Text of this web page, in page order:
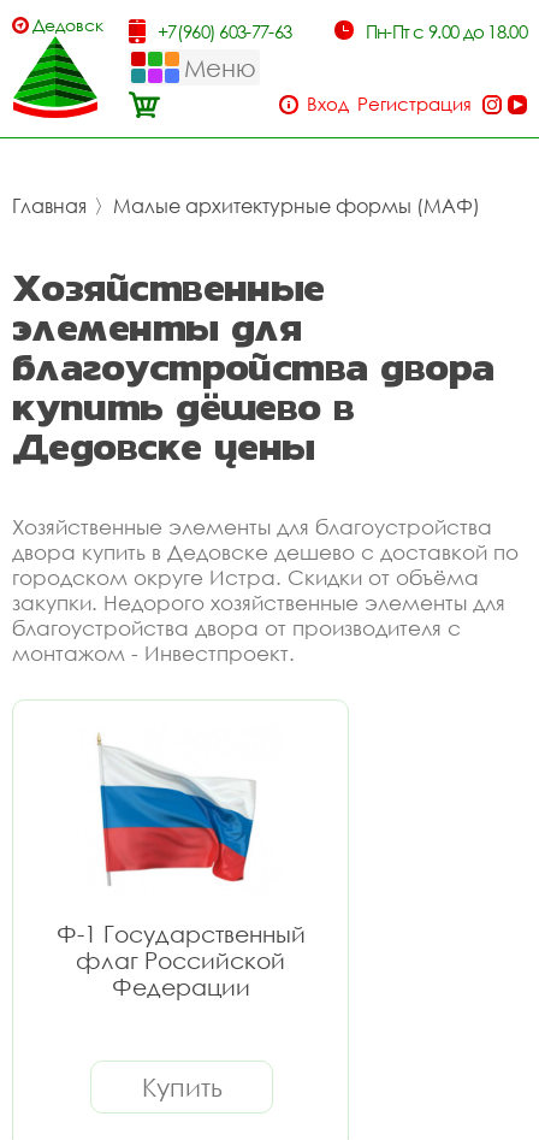
Дедовск +7(960) 603-77-63 Пн-Пт с 9.00 до 18.00
Меню
Вход Регистрация
Главная 〉 Малые архитектурные формы (МАФ)
Хозяйственные
элементы для
благоустройства двора
купить дёшево в
Дедовске цены
Хозяйственные элементы для благоустройства
двора купить в Дедовске дешево с доставкой по
городском округе Истра. Скидки от объёма
закупки. Недорого хозяйственные элементы для
благоустройства двора от производителя с
монтажом - Инвестпроект.
Ф-1 Государственный
флаг Российской
Федерации
Купить